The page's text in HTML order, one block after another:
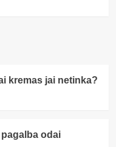
kremas jai netinka?
odai